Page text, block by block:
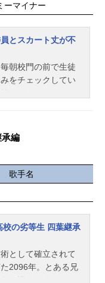
ぐみ園宮千晶：白
アニメーションキ
後藤隆幸キャラク
作画監督：福地祐
彩設計：関本美津
豪志美術設定：小
ーマイナー
とスカート丈が不
朝校門の前で生徒
をチェックしてい
る日補習でばった
ポンコツ風紀委員
二人だったが、お
ことで次第に距離
会いから始まる青
名ポンコツ風紀
が不適切なJKの話
スケジュール2026
承編
歌手名
校の劣等生 四葉継承
として確立されて
2096年。とある兄